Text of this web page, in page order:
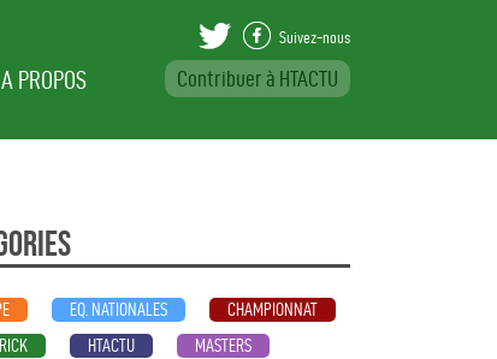
A PROPOS Contribuer à HTACTU
Suivez-nous
EQ. NATIONALES
CHAMPIONNAT
HTACTU MASTERS